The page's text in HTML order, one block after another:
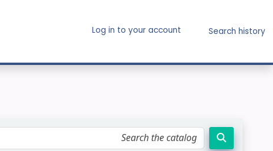
Log in to your account Search history